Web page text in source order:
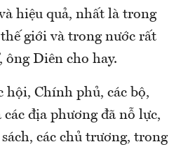
hiệu quả, nhất là trong
giới và trong nước rất
ông Diên cho hay.
hội, Chính phủ, các bộ,
địa phương đã nỗ lực,
các chủ trương, trong